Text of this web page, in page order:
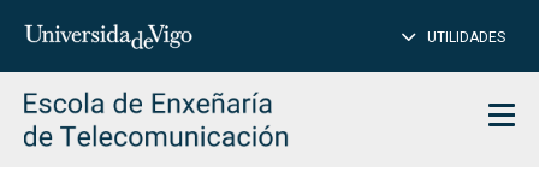
Insertar
para
buscar
UTILIDADES